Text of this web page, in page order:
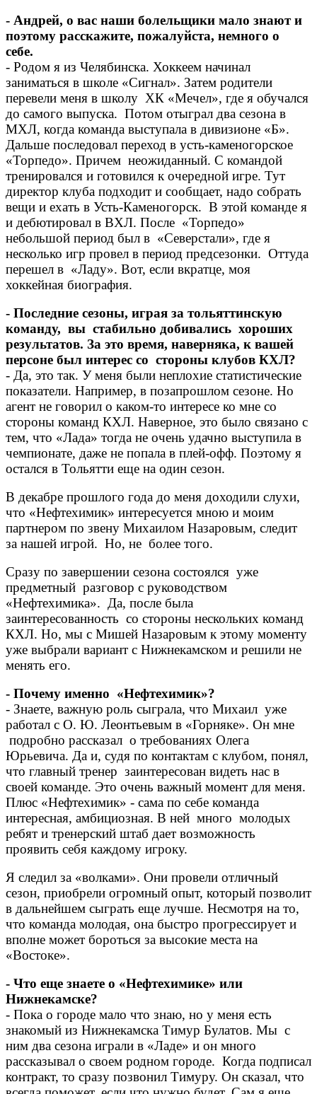
- Андрей, о вас наши болельщики мало знают и
поэтому расскажите, пожалуйста, немного о
себе.
- Родом я из Челябинска. Хоккеем начинал
заниматься в школе «Сигнал». Затем родители
перевели меня в школу ХК «Мечел», где я обучался
до самого выпуска. Потом отыграл два сезона в
МХЛ, когда команда выступала в дивизионе «Б».
Дальше последовал переход в усть-каменогорское
«Торпедо». Причем неожиданный. С командой
тренировался и готовился к очередной игре. Тут
директор клуба подходит и сообщает, надо собрать
вещи и ехать в Усть-Каменогорск. В этой команде я
и дебютировал в ВХЛ. После «Торпедо»
небольшой период был в «Северстали», где я
несколько игр провел в период предсезонки. Оттуда
перешел в «Ладу». Вот, если вкратце, моя
хоккейная биография.
- Последние сезоны, играя за тольяттинскую
команду, вы стабильно добивались хороших
результатов. За это время, наверняка, к вашей
персоне был интерес со стороны клубов КХЛ?
- Да, это так. У меня были неплохие статистические
показатели. Например, в позапрошлом сезоне. Но
агент не говорил о каком-то интересе ко мне со
стороны команд КХЛ. Наверное, это было связано с
тем, что «Лада» тогда не очень удачно выступила в
чемпионате, даже не попала в плей-офф. Поэтому я
остался в Тольятти еще на один сезон.
В декабре прошлого года до меня доходили слухи,
что «Нефтехимик» интересуется мною и моим
партнером по звену Михаилом Назаровым, следит
за нашей игрой. Но, не более того.
Сразу по завершении сезона состоялся уже
предметный разговор с руководством
«Нефтехимика». Да, после была
заинтересованность со стороны нескольких команд
КХЛ. Но, мы с Мишей Назаровым к этому моменту
уже выбрали вариант с Нижнекамском и решили не
менять его.
- Почему именно «Нефтехимик»?
- Знаете, важную роль сыграла, что Михаил уже
работал с О. Ю. Леонтьевым в «Горняке». Он мне
подробно рассказал о требованиях Олега
Юрьевича. Да и, судя по контактам с клубом, понял,
что главный тренер заинтересован видеть нас в
своей команде. Это очень важный момент для меня.
Плюс «Нефтехимик» - сама по себе команда
интересная, амбициозная. В ней много молодых
ребят и тренерский штаб дает возможность
проявить себя каждому игроку.
Я следил за «волками». Они провели отличный
сезон, приобрели огромный опыт, который позволит
в дальнейшем сыграть еще лучше. Несмотря на то,
что команда молодая, она быстро прогрессирует и
вполне может бороться за высокие места на
«Востоке».
- Что еще знаете о «Нефтехимике» или
Нижнекамске?
- Пока о городе мало что знаю, но у меня есть
знакомый из Нижнекамска Тимур Булатов. Мы с
ним два сезона играли в «Ладе» и он много
рассказывал о своем родном городе. Когда подписал
контракт, то сразу позвонил Тимуру. Он сказал, что